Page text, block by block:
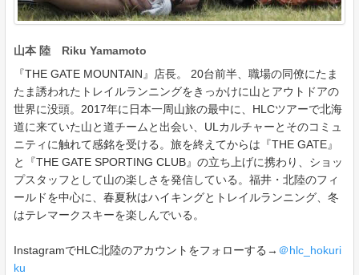
山本 陸 Riku Yamamoto
『THE GATE MOUNTAIN』店長。 20台前半、職場の同僚にたま
たま誘われたトレイルランニングをきっかけに山とアウトドアの
世界に没頭。2017年に日本一周山旅の最中に、HLCツアーで北海
道に来ていた山と道チームと出会い、ULカルチャーとそのコミュ
ニティに触れて感銘を受ける。旅を終えてからは『THE GATE』
と『THE GATE SPORTING CLUB』の立ち上げに携わり、ショッ
プスタッフとして山の楽しさを発信している。福井・北陸のフィ
ールドを中心に、春夏秋はハイキングとトレイルランニング、冬
はテレマークスキーを楽しんでいる。
InstagramでHLC北陸のアカウントをフォローする→ ＠hlc_hokuri
ku